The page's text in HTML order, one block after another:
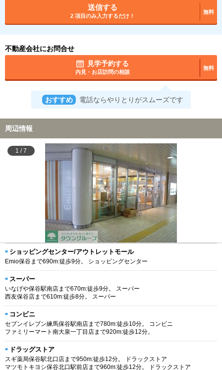
送信する
2 項目のみ入力するだけ！
無料
不動産会社にお問合せ
見学予約する
内見・お店訪問の相談
無料
おすすめ 電話ならやりとりがスムーズです
周辺情報
1 /7
ショッピングセンター/アウトレットモール
Emio保谷まで690m:徒歩9分。 ショッピングセンター
スーパー
いなげや保谷駅南店まで670m:徒歩9分。 スーパー
西友保谷店まで610m:徒歩8分。 スーパー
コンビニ
セブンイレブン練馬保谷駅南店まで780m:徒歩10分。 コンビニ
ファミリーマート南大泉一丁目店まで920m:徒歩12分。
ドラッグストア
スギ薬局保谷駅北口店まで950m:徒歩12分。 ドラックストア
マツモトキヨシ保谷北口駅前店まで960m:徒歩12分。 ドラックストア